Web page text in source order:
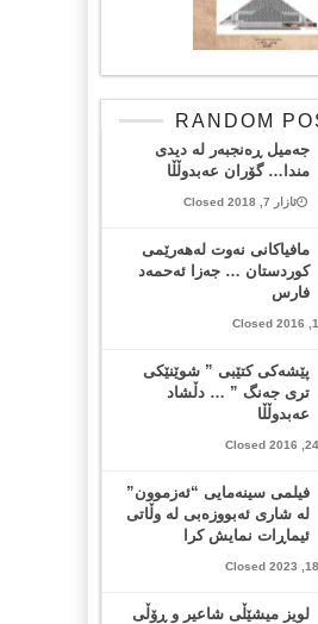
RANDOM
جەمیل ڕەنجبەر لە دیدی
مندا… گۆران عەبدوڵڵا
ئازار 7, 2018 Closed
مافیاكانی نه‌وت له‌هه‌رێمی
كوردستان … جه‌زا ئه‌حمه‌د
فارس
پێشەکی کتێبی ” شوێنێکی
تری جەنگ ” … دڵشاد
عەبدوڵڵا
فیلمی سینەمایی “ئەزموون”
له شاری ئه‌بووزه‌بی لە وڵاتی
ئیماڕات نمایش کرا
لویز میشێڵی شاعیر و ڕۆڵی